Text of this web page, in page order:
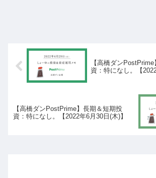
【高橋ダン
資：特になし。【
【高橋ダンPostPrime】長期＆短期投
資：特になし。【2022年6月30日(木)】